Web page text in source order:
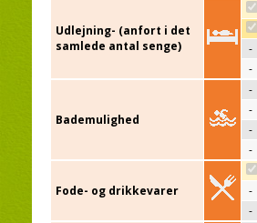
Udlejning- (anfort i det
samlede antal senge)
-
-
Bademulighed
-
-
-
-
Fode- og drikkevarer
-
-